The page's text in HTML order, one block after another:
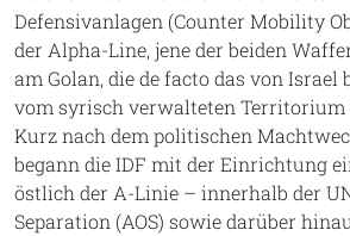
Defensivanlagen (Counter Mobility
der Alpha-Line, jene der beiden
am Golan, die de facto das von Israel
vom syrisch verwalteten
Kurz nach dem politischen
begann die IDF mit der Einrichtung
östlich der A-Linie – innerhalb der
Separation (AOS) sowie darüber